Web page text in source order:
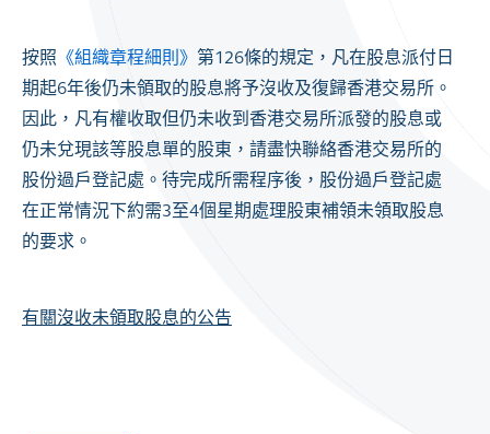
按照 《組織章程細則》 第126條的規定，凡在股息派付日
期起6年後仍未領取的股息將予沒收及復歸香港交易所。
因此，凡有權收取但仍未收到香港交易所派發的股息或
仍未兌現該等股息單的股東，請盡快聯絡香港交易所的
股份過戶登記處。待完成所需程序後，股份過戶登記處
在正常情況下約需3至4個星期處理股東補領未領取股息
的要求。
有關沒收未領取股息的公告